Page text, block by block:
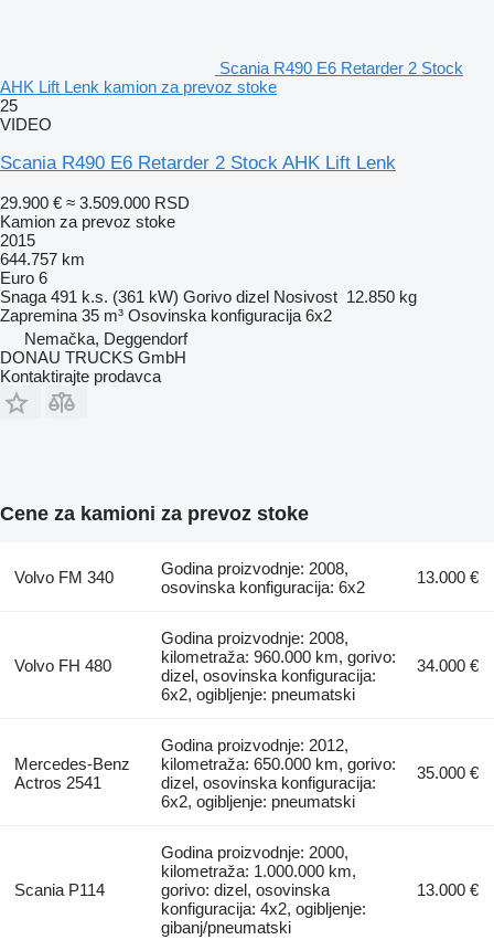
Scania R490 E6 Retarder 2 Stock
AHK Lift Lenk kamion za prevoz stoke
25
VIDEO
Scania R490 E6 Retarder 2 Stock AHK Lift Lenk
29.900 € ≈ 3.509.000 RSD
Kamion za prevoz stoke
2015
644.757 km
Euro 6
Snaga 491 k.s. (361 kW) Gorivo dizel Nosivost 12.850 kg
Zapremina 35 m³ Osovinska konfiguracija 6x2
Nemačka, Deggendorf
DONAU TRUCKS GmbH
Kontaktirajte prodavca
Cene za kamioni za prevoz stoke
Volvo FM 340
Godina proizvodnje: 2008,
osovinska konfiguracija: 6x2
13.000 €
Volvo FH 480
Godina proizvodnje: 2008,
kilometraža: 960.000 km, gorivo:
dizel, osovinska konfiguracija:
6x2, ogibljenje: pneumatski
34.000 €
Mercedes-Benz
Actros 2541
Godina proizvodnje: 2012,
kilometraža: 650.000 km, gorivo:
dizel, osovinska konfiguracija:
6x2, ogibljenje: pneumatski
35.000 €
Scania P114
Godina proizvodnje: 2000,
kilometraža: 1.000.000 km,
gorivo: dizel, osovinska
konfiguracija: 4x2, ogibljenje:
gibanj/pneumatski
13.000 €